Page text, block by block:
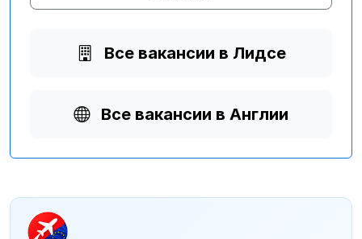
Все вакансии в Лидсе
Все вакансии в Англии